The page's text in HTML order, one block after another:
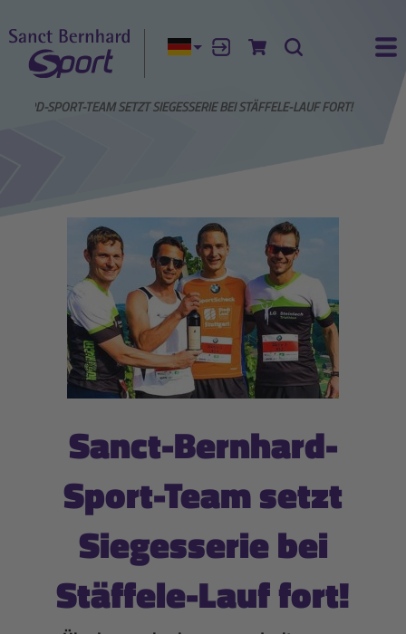
Aktuelle Sprache:
AnmeldenZum Warenkorb
Suche
SPORT-TEAM SETZT SIEGESSERIE BEI STÄFFELE-LAUF FORT!
Sanct-Bernhard-
Sport-Team setzt
Siegesserie bei
Stäffele-Lauf fort!